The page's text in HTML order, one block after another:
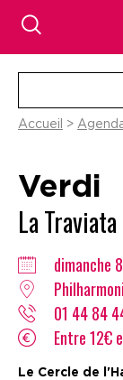
Accueil >
Verdi
La Traviata
dimanche
01 44 84
Entre 12€
Le Cercle de